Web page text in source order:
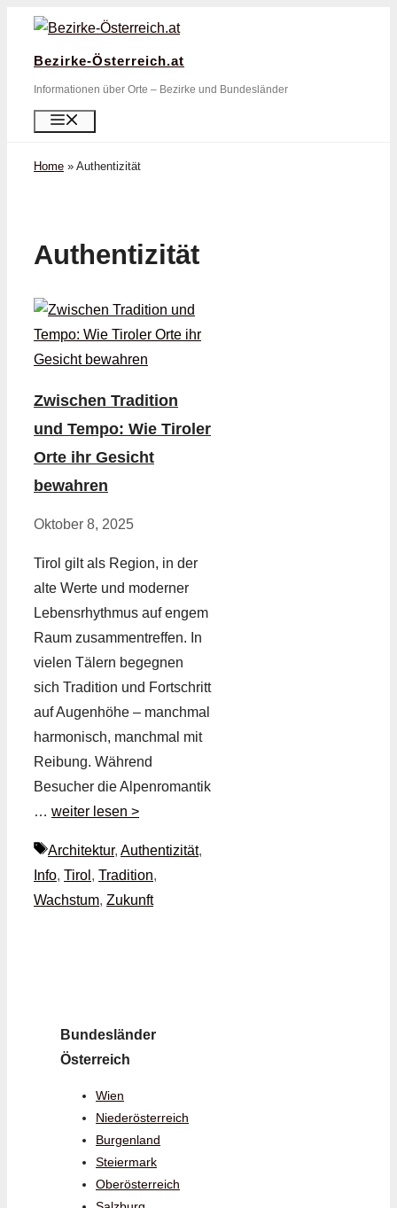
Zum
springen
Bezirke-Österreich.at
Informationen über Orte – Bezirke und Bundesländer
Home » Authentizität
Authentizität
Zwischen Tradition
und Tempo: Wie Tiroler
Orte ihr Gesicht
bewahren
Oktober 8, 2025
Tirol gilt als Region, in der
alte Werte und moderner
Lebensrhythmus auf engem
Raum zusammentreffen. In
vielen Tälern begegnen
sich Tradition und Fortschritt
auf Augenhöhe – manchmal
harmonisch, manchmal mit
Reibung. Während
Besucher die Alpenromantik
… weiter lesen >
Schlagwörter
Architektur, Authentizität,
Info, Tirol , Tradition,
Wachstum, Zukunft
Bundesländer
Österreich
Wien
Niederösterreich
Burgenland
Steiermark
Oberösterreich